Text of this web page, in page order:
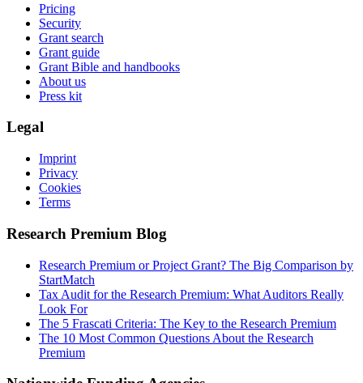
Pricing
Security
Grant search
Grant guide
Grant Bible and handbooks
About us
Press kit
Legal
Imprint
Privacy
Cookies
Terms
Research Premium Blog
Research Premium or Project Grant? The Big Comparison by
StartMatch
Tax Audit for the Research Premium: What Auditors Really
Look For
The 5 Frascati Criteria: The Key to the Research Premium
The 10 Most Common Questions About the Research
Premium